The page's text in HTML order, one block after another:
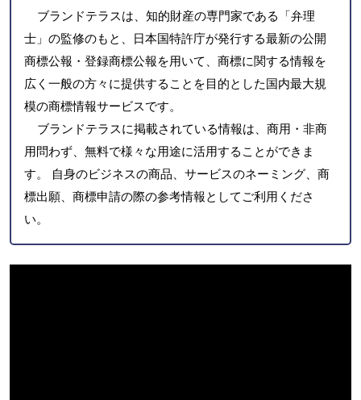
ブランドテラスは、知的財産の専門家である「弁理
士」の監修のもと、日本国特許庁が発行する最新の公開
商標公報・登録商標公報を用いて、商標に関する情報を
広く一般の方々に提供することを目的とした国内最大規
模の商標情報サービスです。
ブランドテラスに掲載されている情報は、商用・非商
用問わず、無料で様々な用途に活用することができま
す。 自身のビジネスの商品、サービスのネーミング、商
標出願、商標申請の際の参考情報としてご利用くださ
い。